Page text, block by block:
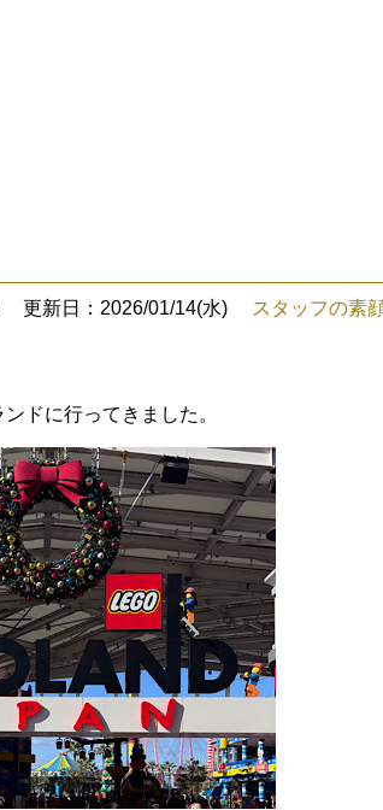
更新日：2026/01/14(水) スタッフの素
ドに行ってきました。